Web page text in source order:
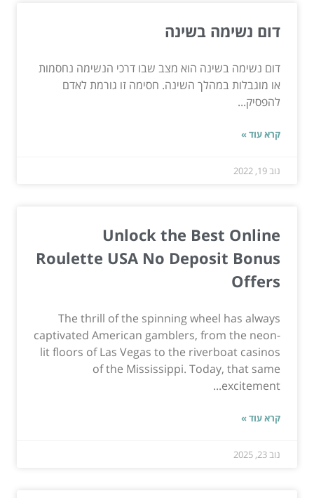
דום נשימה בשינה
דום נשימה בשינה הוא מצב שבו דרכי הנשימה נחסמות
או מוגבלות במהלך השינה. חסימה זו גורמת לאדם
להפסיק...
קרא עוד »
נוב 19, 2022
Unlock the Best Online
Roulette USA No Deposit Bonus
Offers
The thrill of the spinning wheel has always
captivated American gamblers, from the neon-
lit floors of Las Vegas to the riverboat casinos
of the Mississippi. Today, that same
excitement...
קרא עוד »
נוב 23, 2025